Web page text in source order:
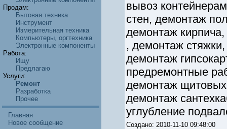
Продам:
Бытовая техника
Инструмент
Измерительная техника
Компьютеры, оргтехника
Электронные компоненты
Работа:
Ищу
Предлагаю
Услуги:
Ремонт
Разработка
Прочее
Главная
Новое сообщение
вывоз
стен, демонтаж
демонтаж
, демонтаж
демонтаж
предремонтные
демонтаж
демонтаж
углубление
Создано: 2010-11-10 09:48:00